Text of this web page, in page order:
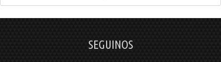
SEGUINOS